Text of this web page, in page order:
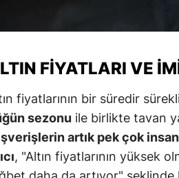
Muş
Rize
FIYATLARI VE
fiyatlarının bir süredir
sezonu ile birlikte tavan
artık pek çok
, "Altın fiyatlarının yüksek